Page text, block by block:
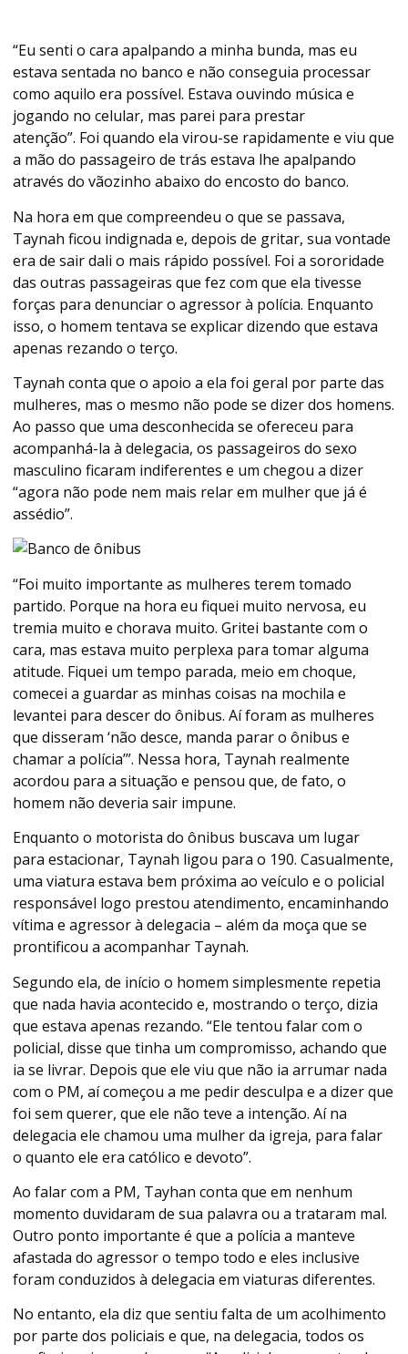
“Eu senti o cara apalpando a minha bunda, mas eu
estava sentada no banco e não conseguia processar
como aquilo era possível. Estava ouvindo música e
jogando no celular, mas parei para prestar
atenção”. Foi quando ela virou-se rapidamente e viu que
a mão do passageiro de trás estava lhe apalpando
através do vãozinho abaixo do encosto do banco.
Na hora em que compreendeu o que se passava,
Taynah ficou indignada e, depois de gritar, sua vontade
era de sair dali o mais rápido possível. Foi a sororidade
das outras passageiras que fez com que ela tivesse
forças para denunciar o agressor à polícia. Enquanto
isso, o homem tentava se explicar dizendo que estava
apenas rezando o terço.
Taynah conta que o apoio a ela foi geral por parte das
mulheres, mas o mesmo não pode se dizer dos homens.
Ao passo que uma desconhecida se ofereceu para
acompanhá-la à delegacia, os passageiros do sexo
masculino ficaram indiferentes e um chegou a dizer
“agora não pode nem mais relar em mulher que já é
assédio”.
“Foi muito importante as mulheres terem tomado
partido. Porque na hora eu fiquei muito nervosa, eu
tremia muito e chorava muito. Gritei bastante com o
cara, mas estava muito perplexa para tomar alguma
atitude. Fiquei um tempo parada, meio em choque,
comecei a guardar as minhas coisas na mochila e
levantei para descer do ônibus. Aí foram as mulheres
que disseram ‘não desce, manda parar o ônibus e
chamar a polícia’”. Nessa hora, Taynah realmente
acordou para a situação e pensou que, de fato, o
homem não deveria sair impune.
Enquanto o motorista do ônibus buscava um lugar
para estacionar, Taynah ligou para o 190. Casualmente,
uma viatura estava bem próxima ao veículo e o policial
responsável logo prestou atendimento, encaminhando
vítima e agressor à delegacia – além da moça que se
prontificou a acompanhar Taynah.
Segundo ela, de início o homem simplesmente repetia
que nada havia acontecido e, mostrando o terço, dizia
que estava apenas rezando. “Ele tentou falar com o
policial, disse que tinha um compromisso, achando que
ia se livrar. Depois que ele viu que não ia arrumar nada
com o PM, aí começou a me pedir desculpa e a dizer que
foi sem querer, que ele não teve a intenção. Aí na
delegacia ele chamou uma mulher da igreja, para falar
o quanto ele era católico e devoto”.
Ao falar com a PM, Tayhan conta que em nenhum
momento duvidaram de sua palavra ou a trataram mal.
Outro ponto importante é que a polícia a manteve
afastada do agressor o tempo todo e eles inclusive
foram conduzidos à delegacia em viaturas diferentes.
No entanto, ela diz que sentiu falta de um acolhimento
por parte dos policiais e que, na delegacia, todos os